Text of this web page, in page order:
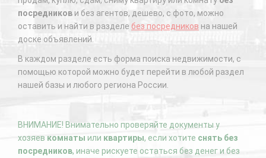
посредников и без агентов, дешево, с фото, можно
оставить и найти в разделе без посредников на нашей
доске объявлений.
В каждом разделе есть форма поиска недвижимости, с
помощью которой можно будет перейти в любой раздел
нашей базы и любого региона России.
ВНИМАНИЕ! Внимательно проверяйте документы у
хозяев комнаты или квартиры, если хотите снять без
посредников, иначе рискуете остаться без денег и без